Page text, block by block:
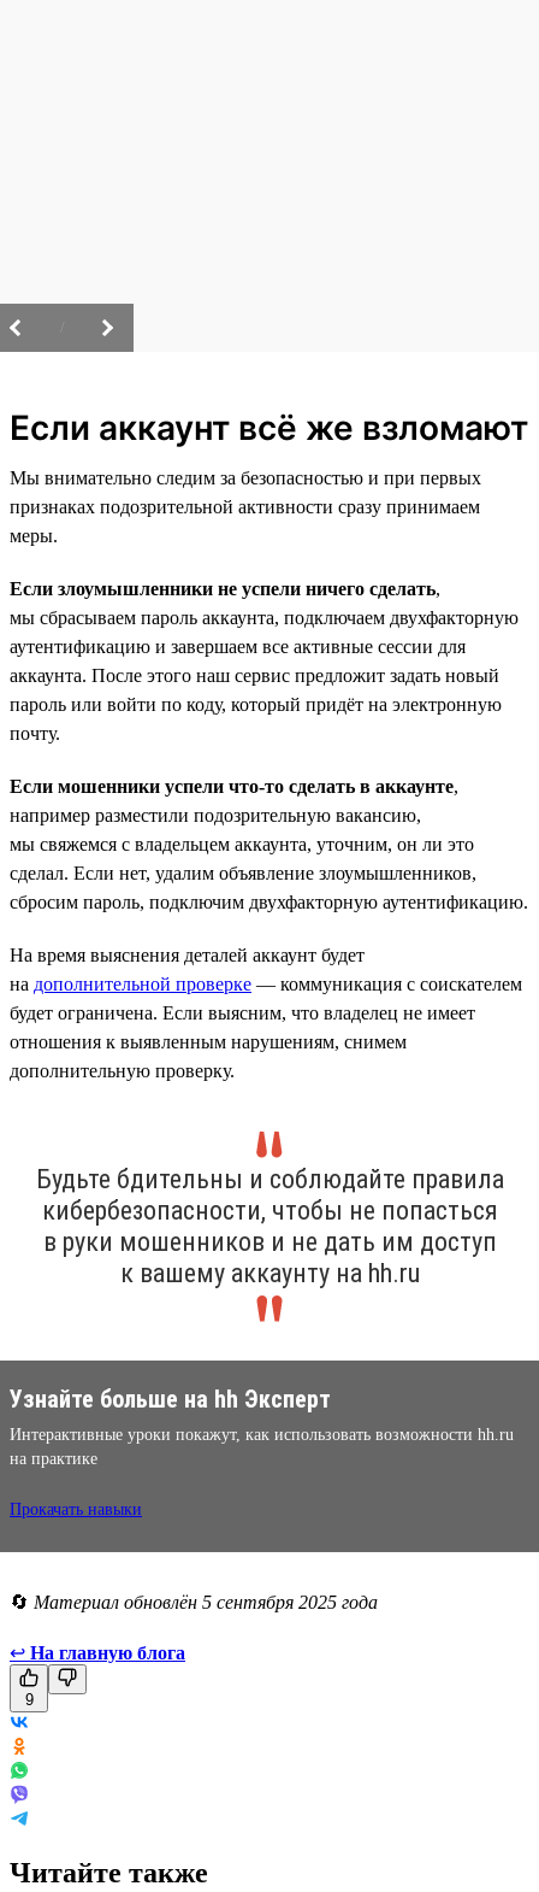
Если аккаунт всё же взломают
Мы внимательно следим за безопасностью и при первых
признаках подозрительной активности сразу принимаем
меры.
Если злоумышленники не успели ничего сделать,
мы сбрасываем пароль аккаунта, подключаем двухфакторную
аутентификацию и завершаем все активные сессии для
аккаунта. После этого наш сервис предложит задать новый
пароль или войти по коду, который придёт на электронную
почту.
Если мошенники успели что-то сделать в аккаунте,
например разместили подозрительную вакансию,
мы свяжемся с владельцем аккаунта, уточним, он ли это
сделал. Если нет, удалим объявление злоумышленников,
сбросим пароль, подключим двухфакторную аутентификацию.
На время выяснения деталей аккаунт будет
на дополнительной проверке — коммуникация с соискателем
будет ограничена. Если выясним, что владелец не имеет
отношения к выявленным нарушениям, снимем
дополнительную проверку.
Будьте бдительны и соблюдайте правила
кибербезопасности, чтобы не попасться
в руки мошенников и не дать им доступ
к вашему аккаунту на hh.ru
Узнайте больше на hh Эксперт
Интерактивные уроки покажут, как использовать возможности hh.ru
на практике
Прокачать навыки
🔄 Материал обновлён 5 сентября 2025 года
↩ На главную блога
9
Читайте также